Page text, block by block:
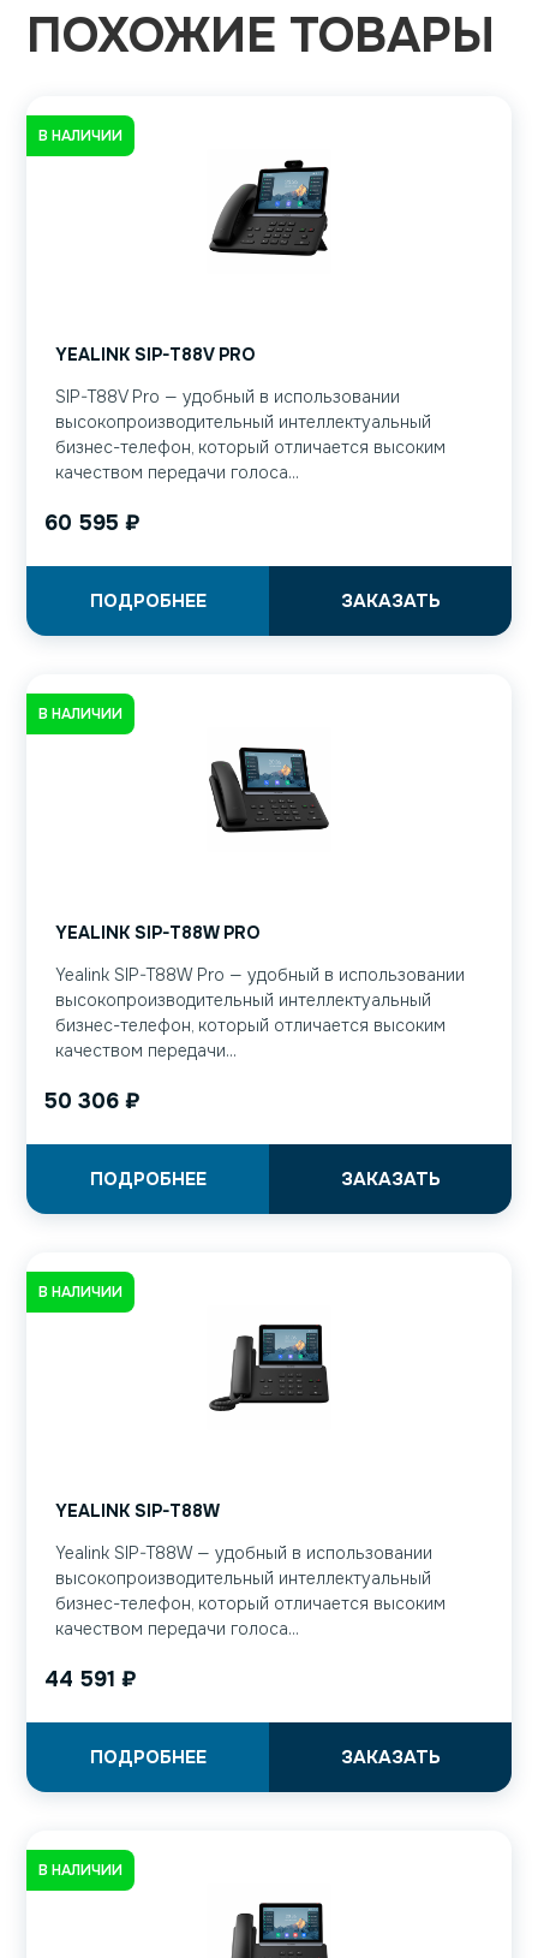
ПОХОЖИЕ ТОВАРЫ
В НАЛИЧИИ
YEALINK SIP-T88V PRO
SIP-T88V Pro — удобный в использовании
высокопроизводительный интеллектуальный
бизнес-телефон, который отличается высоким
качеством передачи голоса...
60 595 ₽
ЗАКАЗАТЬ
ПОДРОБНЕЕ
В НАЛИЧИИ
YEALINK SIP-T88W PRO
Yealink SIP-T88W Pro — удобный в использовании
высокопроизводительный интеллектуальный
бизнес-телефон, который отличается высоким
качеством передачи...
50 306 ₽
ЗАКАЗАТЬ
ПОДРОБНЕЕ
В НАЛИЧИИ
YEALINK SIP-T88W
Yealink SIP-T88W — удобный в использовании
высокопроизводительный интеллектуальный
бизнес-телефон, который отличается высоким
качеством передачи голоса...
44 591 ₽
ЗАКАЗАТЬ
ПОДРОБНЕЕ
В НАЛИЧИИ